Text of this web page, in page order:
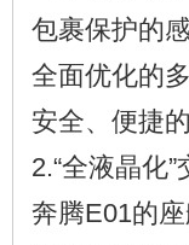
包裹保护的
全面优化的
安全、便捷
2.“全液晶化”
奔腾E01的